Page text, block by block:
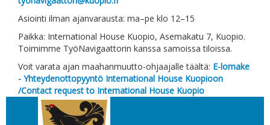
Asiointi ilman ajanvarausta: ma–pe klo 12–15
Paikka: International House Kuopio, Asemakatu 7, Kuopio.
Toimimme TyöNavigaattorin kanssa samoissa tiloissa.
Voit varata ajan maahanmuutto-ohjaajalle täältä: E-lomake
- Yhteydenottopyyntö International House Kuopioon
/Contact request to International House Kuopio